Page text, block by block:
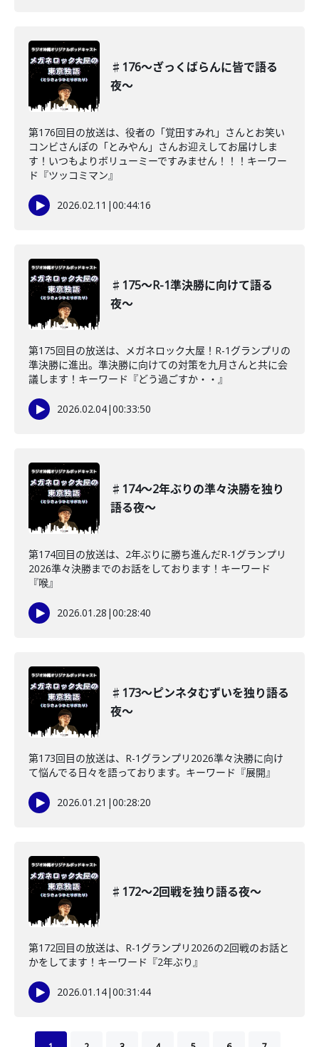
♯176〜ざっくばらんに皆で語る
夜〜
第176回目の放送は、役者の「覚田すみれ」さんとお笑い
コンビさんぽの「とみやん」さんお迎えしてお届けしま
す！いつもよりボリューミーですみません！！！キーワー
ド『ツッコミマン』
2026.02.11 |00:44:16
♯175〜R-1準決勝に向けて語る
夜〜
第175回目の放送は、メガネロック大屋！R-1グランプリの
準決勝に進出。準決勝に向けての対策を九月さんと共に会
議します！キーワード『どう過ごすか・・』
2026.02.04|00:33:50
♯174〜2年ぶりの準々決勝を独り
語る夜〜
第174回目の放送は、2年ぶりに勝ち進んだR-1グランプリ
2026準々決勝までのお話をしております！キーワード
『喉』
2026.01.28 |00:28:40
♯173〜ピンネタむずいを独り語る
夜〜
第173回目の放送は、R-1グランプリ2026準々決勝に向け
て悩んでる日々を語っております。キーワード『展開』
2026.01.21 |00:28:20
♯172〜2回戦を独り語る夜〜
第172回目の放送は、R-1グランプリ2026の2回戦のお話と
かをしてます！キーワード『2年ぶり』
2026.01.14|00:31:44